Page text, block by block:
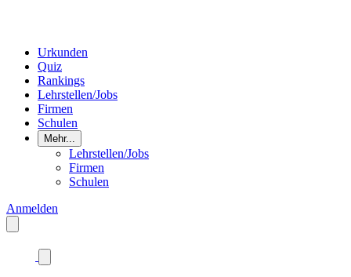
Urkunden
Quiz
Rankings
Lehrstellen/Jobs
Firmen
Schulen
Mehr...
Lehrstellen/Jobs
Firmen
Schulen
Anmelden